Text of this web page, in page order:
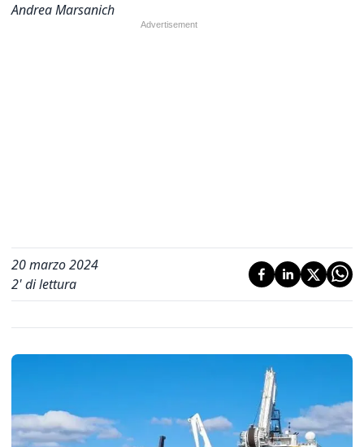
Andrea Marsanich
20 marzo 2024
2' di lettura